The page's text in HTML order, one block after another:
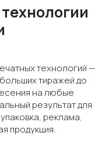
технологий —
тиражей до
на любые
результат для
реклама,
продукция.